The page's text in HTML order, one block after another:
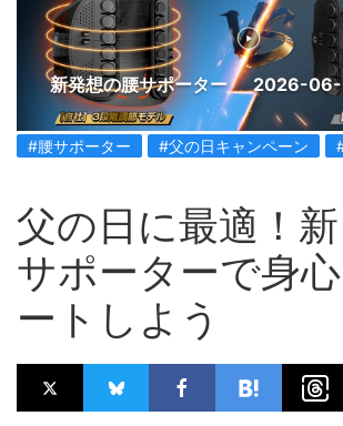
新発想の腰サポーター 2026-06-
#腰サポーター #父の日キャンペーン
父の日に最適！
サポーターで身
ートしよう